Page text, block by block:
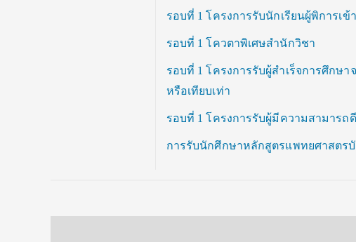
รอบที่ 1 โครงการรับนักเรียนผู้พิการเข้
รอบที่ 1 โควตาพิเศษสำนักวิชา
รอบที่ 1 โครงการรับผู้สำเร็จการศึกษ
หรือเทียบเท่า
รอบที่ 1 โครงการรับผู้มีความสามาร
การรับนักศึกษาหลักสูตรแพทยศาสต